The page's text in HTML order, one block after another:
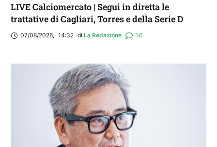
LIVE Calciomercato | Segui in diretta le
trattative di Cagliari, Torres e della Serie D
07/08/2026, 14:32 di La Redazione 36